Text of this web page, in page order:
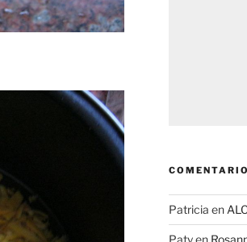
Patricia en